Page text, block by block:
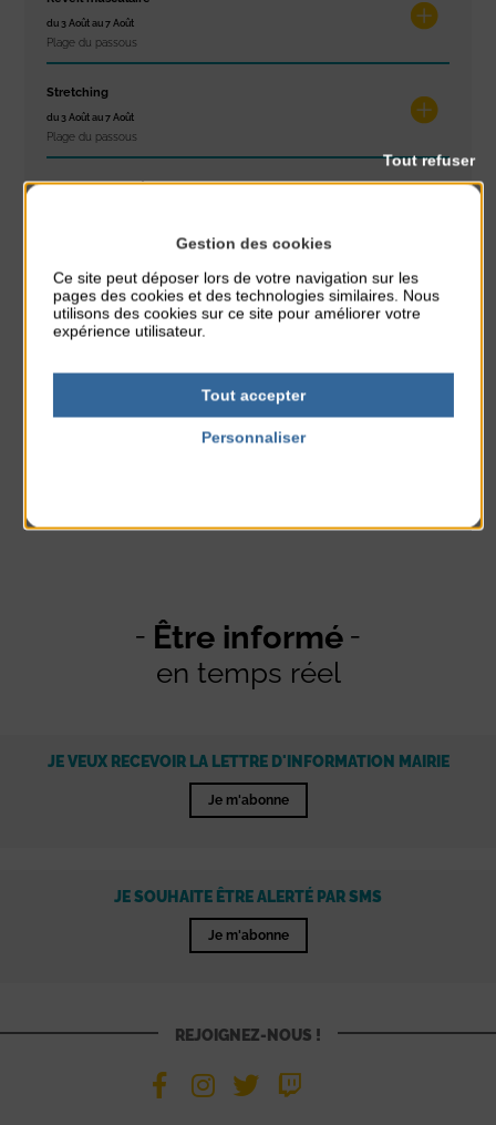
du 3 Août au 7 Août
Plage du passous
Stretching
du 3 Août au 7 Août
Plage du passous
Concours de châteaux de sable
Glisse & Environnement
du 9 Août au 9 Août
Place du Général de Gaulle
Concert
Place du Général de Gaulle
Être informé
en temps réel
JE VEUX RECEVOIR LA LETTRE D'INFORMATION MAIRIE
Je m'abonne
JE SOUHAITE ÊTRE ALERTÉ PAR SMS
Je m'abonne
REJOIGNEZ-NOUS !
Gestion des cookies
Ce site peut déposer lors de votre navigation sur les
pages des cookies et des technologies similaires. Nous
utilisons des cookies sur ce site pour améliorer votre
expérience utilisateur.
Tout accepter
Tout refuser
Personnaliser